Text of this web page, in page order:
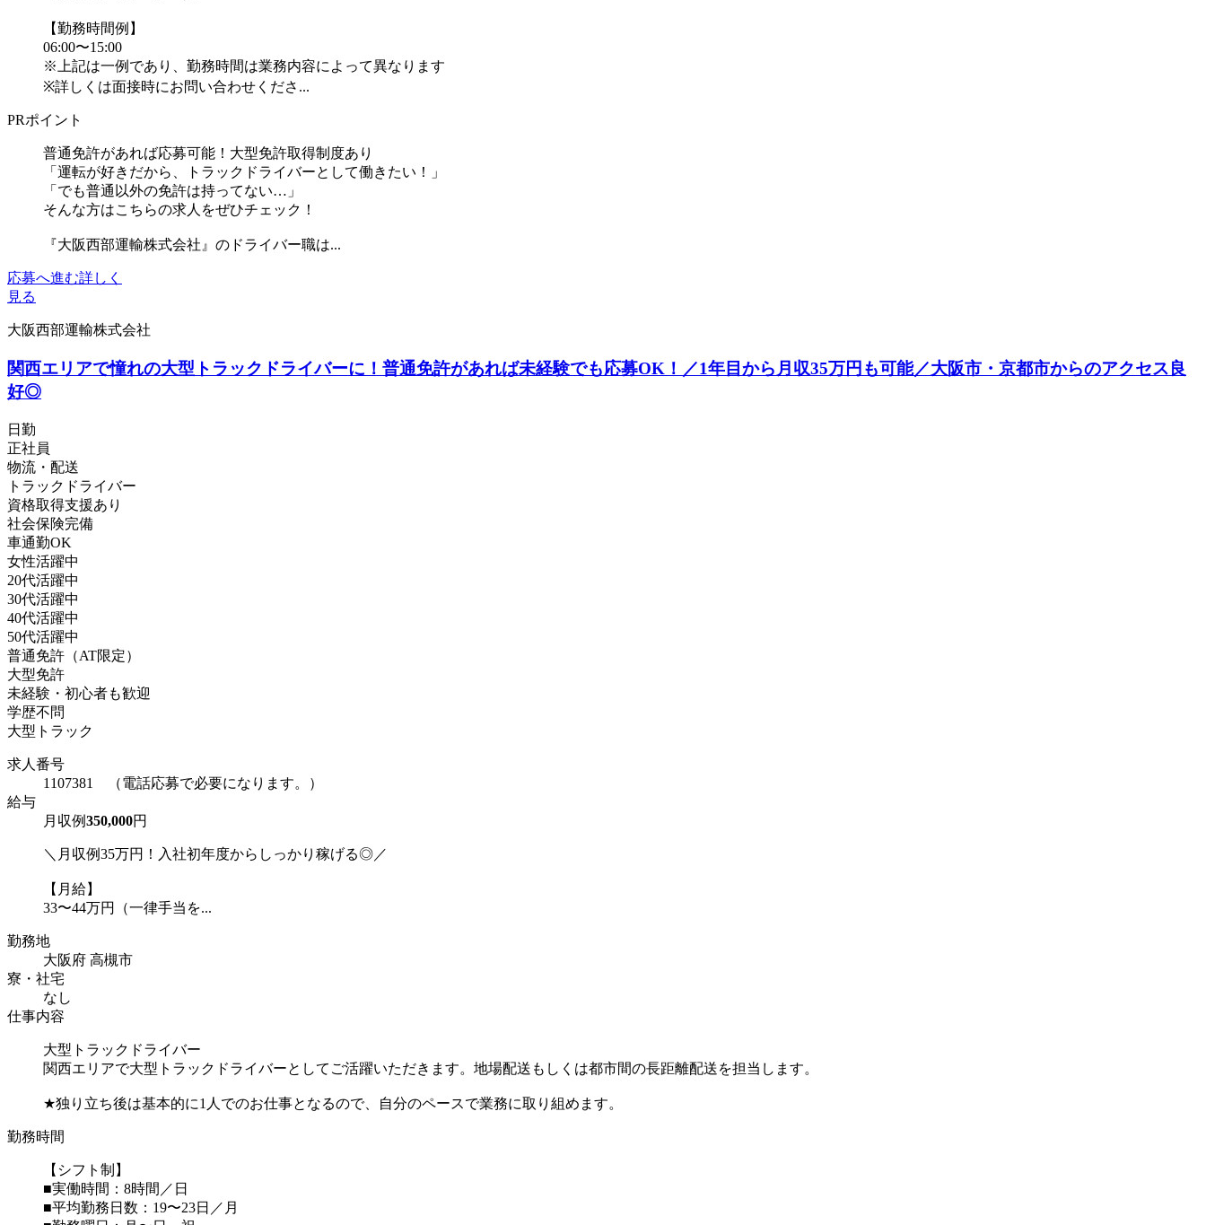
【勤務時間例】
06:00〜15:00
※上記は一例であり、勤務時間は業務内容によって異なります
※詳しくは面接時にお問い合わせくださ...
PRポイント
普通免許があれば応募可能！大型免許取得制度あり
「運転が好きだから、トラックドライバーとして働きたい！」
「でも普通以外の免許は持ってない…」
そんな方はこちらの求人をぜひチェック！
『大阪西部運輸株式会社』のドライバー職は...
応募へ進む詳しく
見る
大阪西部運輸株式会社
関西エリアで憧れの大型トラックドライバーに！普通免許があれば未経験でも応募OK！／1年目から月収35万円も可能／大阪市・京都市からのアクセス良
好◎
日勤
正社員
物流・配送
トラックドライバー
資格取得支援あり
社会保険完備
車通勤OK
女性活躍中
20代活躍中
30代活躍中
40代活躍中
50代活躍中
普通免許（AT限定）
大型免許
未経験・初心者も歓迎
学歴不問
大型トラック
求人番号
1107381 （電話応募で必要になります。）
給与
月収例350,000円
＼月収例35万円！入社初年度からしっかり稼げる◎／
【月給】
33〜44万円（一律手当を...
勤務地
大阪府 高槻市
寮・社宅
なし
仕事内容
大型トラックドライバー
関西エリアで大型トラックドライバーとしてご活躍いただきます。地場配送もしくは都市間の長距離配送を担当します。
★独り立ち後は基本的に1人でのお仕事となるので、自分のペースで業務に取り組めます。
勤務時間
【シフト制】
■実働時間：8時間／日
■平均勤務日数：19〜23日／月